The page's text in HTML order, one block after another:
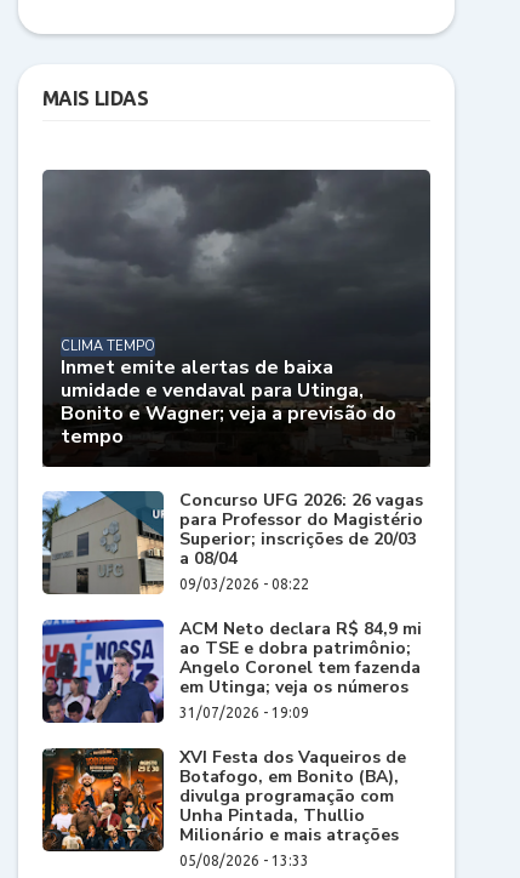
MAIS LIDAS
CLIMA TEMPO
Inmet emite alertas de baixa
umidade e vendaval para Utinga,
Bonito e Wagner; veja a previsão do
tempo
Concurso UFG 2026: 26 vagas
para Professor do Magistério
Superior; inscrições de 20/03
a 08/04
09/03/2026 - 08:22
ACM Neto declara R$ 84,9 mi
ao TSE e dobra patrimônio;
Angelo Coronel tem fazenda
em Utinga; veja os números
31/07/2026 - 19:09
XVI Festa dos Vaqueiros de
Botafogo, em Bonito (BA),
divulga programação com
Unha Pintada, Thullio
Milionário e mais atrações
05/08/2026 - 13:33